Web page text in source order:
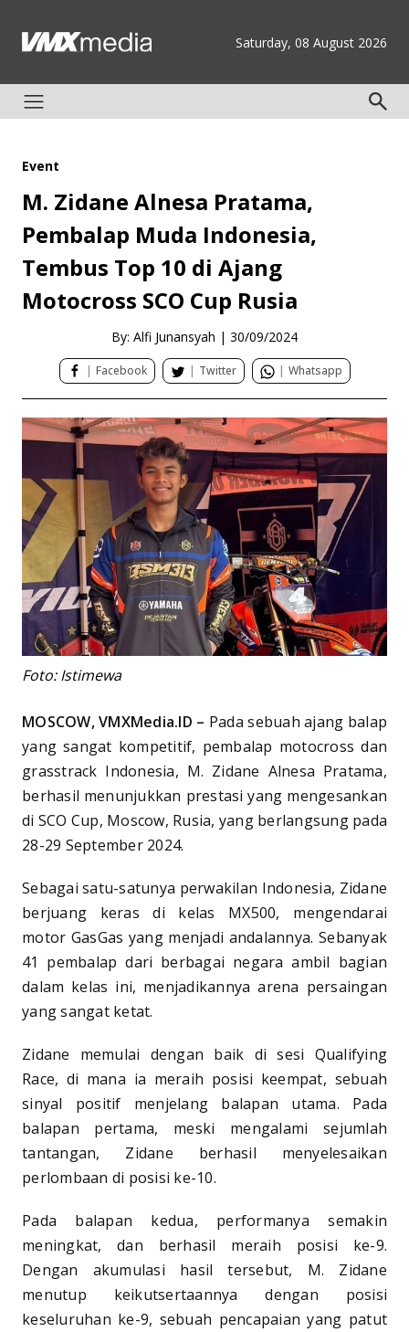
Saturday, 08 August 2026
Event
M. Zidane Alnesa Pratama,
Pembalap Muda Indonesia,
Tembus Top 10 di Ajang
Motocross SCO Cup Rusia
By: Alfi Junansyah | 30/09/2024
| Facebook | Twitter | Whatsapp
Foto: Istimewa
MOSCOW, VMXMedia.ID – Pada sebuah ajang balap
yang sangat kompetitif, pembalap motocross dan
grasstrack Indonesia, M. Zidane Alnesa Pratama,
berhasil menunjukkan prestasi yang mengesankan
di SCO Cup, Moscow, Rusia, yang berlangsung pada
28-29 September 2024.
Sebagai satu-satunya perwakilan Indonesia, Zidane
berjuang keras di kelas MX500, mengendarai
motor GasGas yang menjadi andalannya. Sebanyak
41 pembalap dari berbagai negara ambil bagian
dalam kelas ini, menjadikannya arena persaingan
yang sangat ketat.
Zidane memulai dengan baik di sesi Qualifying
Race, di mana ia meraih posisi keempat, sebuah
sinyal positif menjelang balapan utama. Pada
balapan pertama, meski mengalami sejumlah
tantangan, Zidane berhasil menyelesaikan
perlombaan di posisi ke-10.
Pada balapan kedua, performanya semakin
meningkat, dan berhasil meraih posisi ke-9.
Dengan akumulasi hasil tersebut, M. Zidane
menutup keikutsertaannya dengan posisi
keseluruhan ke-9, sebuah pencapaian yang patut